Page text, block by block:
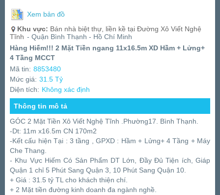
Xem bản đồ
Khu vực: Bán nhà biệt thự, liền kề tại Đường Xô Viết Nghệ
Tĩnh - Quận Bình Thạnh - Hồ Chí Minh
Hàng Hiếm!!! 2 Mặt Tiền ngang 11x16.5m XD Hầm + Lửng+
4 Tầng MCCT
Mã tin: 8853480
Mức giá: 31.5 Tỷ
Diện tích: Không xác định
Thông tin mô tả
GÓC 2 Mặt Tiền Xô Viết Nghệ Tĩnh .Phường17. Bình Thạnh.
-Dt: 11m x16.5m CN 170m2
-Kết cấu hiện Tại : 3 tầng , GPXD : Hầm + Lửng+ 4 Tầng + Máy
Che Thang.
- Khu Vực Hiếm Có Sản Phẩm DT Lớn, Đầy Đủ Tiện ích, Giáp
Quận 1 chỉ 5 Phút Sang Quận 3, 10 Phút Sang Quận 10.
+ Giá : 31.5 tỷ TL cho khách thiện chí.
+ 2 Mặt tiền đường kinh doanh đa ngành nghề.